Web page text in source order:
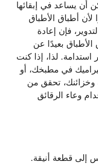
يساعد في إبقائها
أطباق الأطباق
فإن إعادة
الأطباق بعيدًا عن
استدامة. لذا، إذا كنت
في مطبخك، أو
وخزائنك، تحقق من
وعاء الرقائق
إلى قطعة أنيقة.